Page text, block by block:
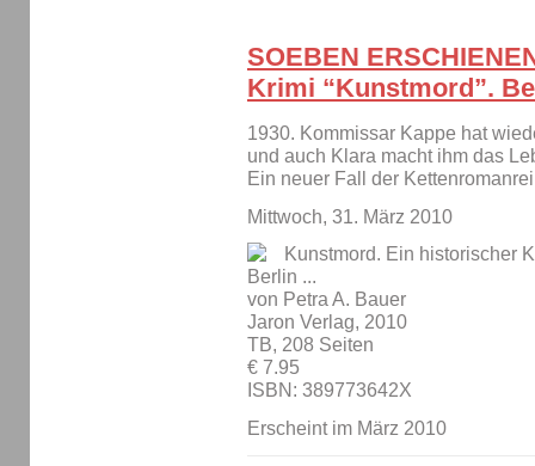
SOEBEN
Krimi “Kunstmord”.
1930. Kommissar Kappe hat
und auch Klara macht ihm das
Ein neuer Fall der
Mittwoch, 31. März 2010
Kunstmord. Ein historischer
Berlin ...
von Petra A. Bauer
Jaron Verlag, 2010
TB, 208 Seiten
€ 7.95
ISBN: 389773642X
Erscheint im März 2010